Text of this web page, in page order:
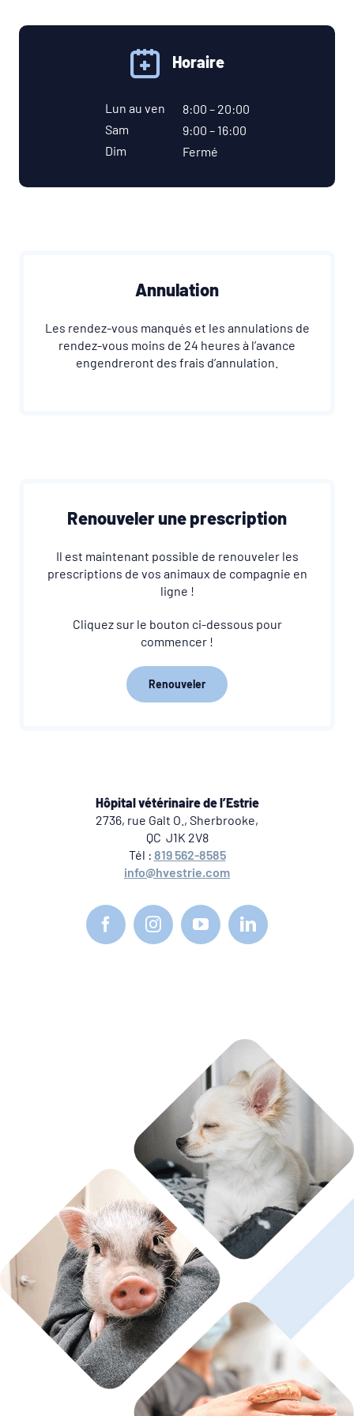
Horaire
Lun au ven
8:00 – 20:00
Sam
9:00 – 16:00
Dim
Fermé
Annulation
Les rendez-vous manqués et les annulations de
rendez-vous moins de 24 heures à l’avance
engendreront des frais d’annulation.
Renouveler une prescription
Il est maintenant possible de renouveler les
prescriptions de vos animaux de compagnie en
ligne !
Cliquez sur le bouton ci-dessous pour
commencer !
Renouveler
Hôpital vétérinaire de l’Estrie
2736, rue Galt O., Sherbrooke,
QC J1K 2V8
Tél : 819 562-8585
info@hvestrie.com